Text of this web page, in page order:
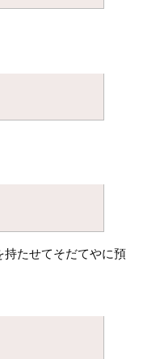
持たせてそだてやに預